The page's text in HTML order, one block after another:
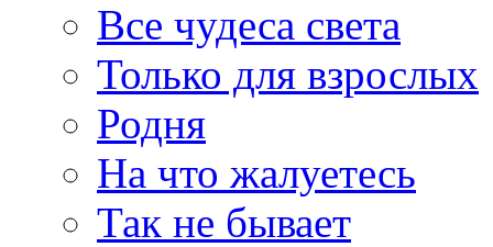
Все чудеса света
Только для взрослых
Родня
На что жалуетесь
Так не бывает